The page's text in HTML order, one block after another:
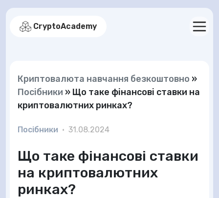
CryptoAcademy
Криптовалюта навчання безкоштовно »
Посібники » Що таке фінансові ставки на
криптовалютних ринках?
Посібники • 31.08.2024
Що таке фінансові ставки
на криптовалютних
ринках?